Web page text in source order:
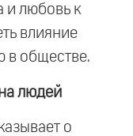
и любовь к
влияние
в обществе.
людей
о